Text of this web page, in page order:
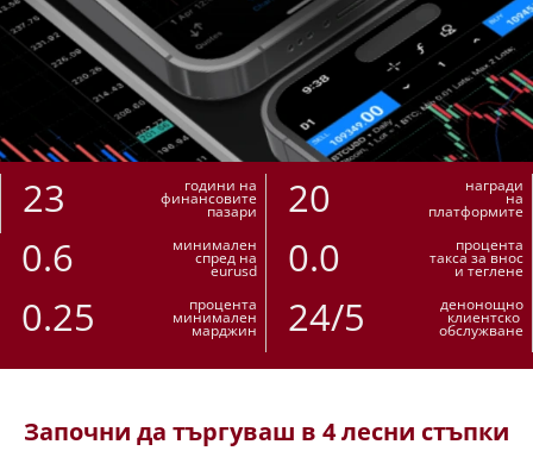
23 години на
финансовите
пазари 20 награди
на
платформите
0.6 минимален
спред на
eurusd 0.0 процента
такса за внос
и теглене
0.25 процента
минимален
марджин 24/5 денонощно
клиентско
обслужване
Започни да търгуваш в 4 лесни стъпки